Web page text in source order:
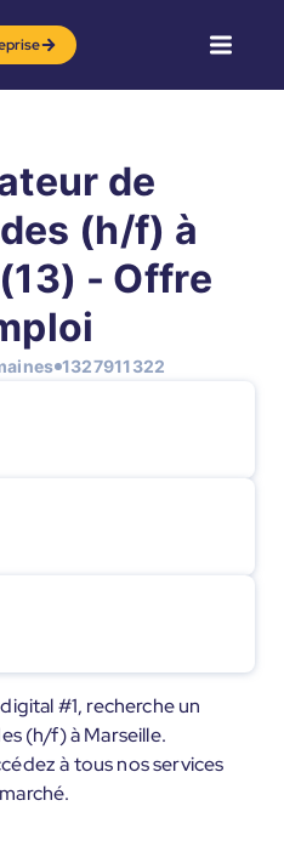
de
(h/f) à
- Offre
1327911322
#1, recherche un
(h/f) à Marseille.
à tous nos services